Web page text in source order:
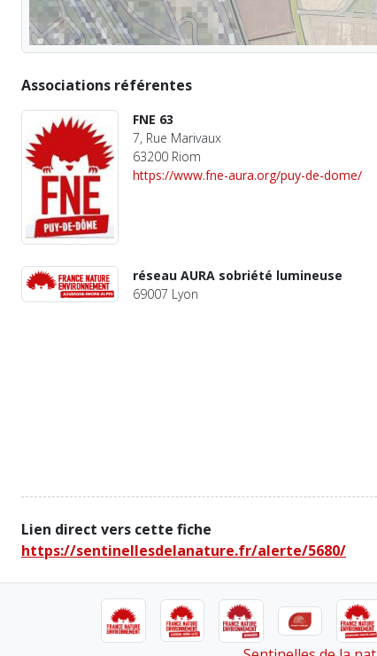
Associations référentes
FNE 63
7, Rue Marivaux
63200 Riom
https://www.fne-aura.org/puy-de-dome/
réseau AURA sobriété lumineuse
69007 Lyon
Lien direct vers cette fiche
https://sentinellesdelanature.fr/alerte/5680/